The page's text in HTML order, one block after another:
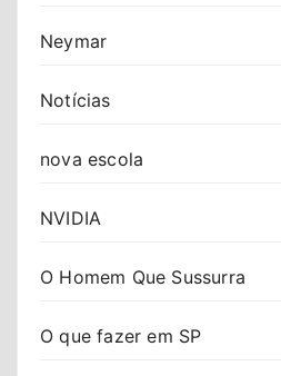
Neymar
Notícias
nova escola
NVIDIA
O Homem Que Sussurra
O que fazer em SP